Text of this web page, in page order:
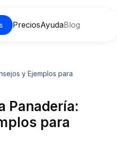
PreciosAyudaBlog
y Ejemplos para
Panadería:
para